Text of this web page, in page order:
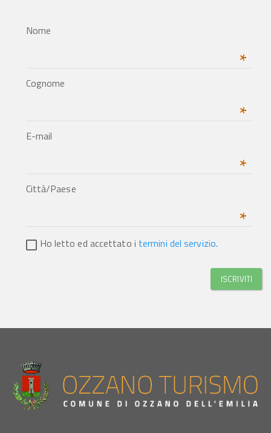
Nome
*
Cognome
*
E-mail
*
Città/Paese
*
Ho letto ed accettato i termini del servizio.